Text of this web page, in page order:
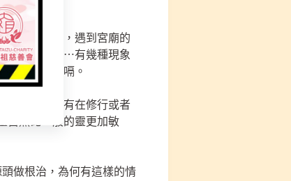
尚未調整好，遇到宮廟的
。至於打嗝⋯有幾種現象
場時亦會打嗝。
世、累世都有在修行或者
自然比一般的靈更加敏
做根治，為何有這樣的情